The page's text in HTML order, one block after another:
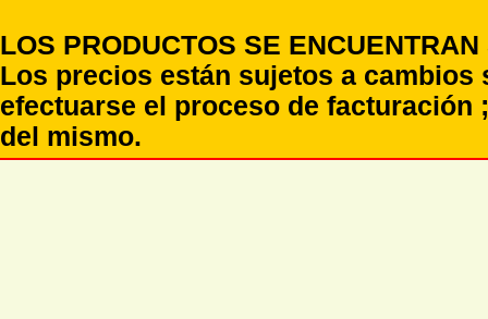
LOS PRODUCTOS SE
Los precios están sujetos a
efectuarse el proceso de
del mismo.